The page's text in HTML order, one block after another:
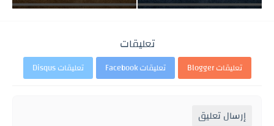
تعليقات
تعليقات Blogger تعليقات Facebook تعليقات Disqus
إرسال تعليق